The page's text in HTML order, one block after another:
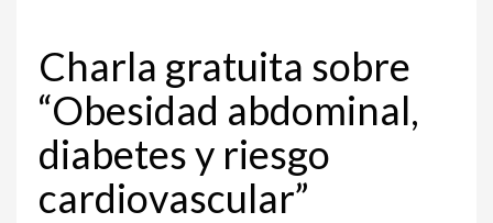
Charla gratuita sobre
“Obesidad abdominal,
diabetes y riesgo
cardiovascular”